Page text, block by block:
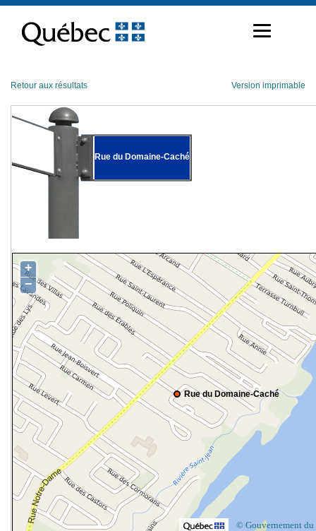
contenu
Retour aux résultats Version imprimable
Rue du Domaine-Caché
Rue du Domaine-Caché
+
−
© Gouvernement du